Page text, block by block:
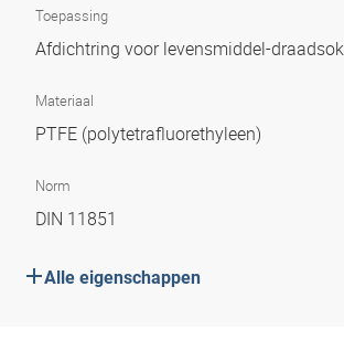
Toepassing
Afdichtring voor levensmiddel-
Materiaal
PTFE (polytetrafluorethyleen)
Norm
DIN 11851
Alle eigenschappen